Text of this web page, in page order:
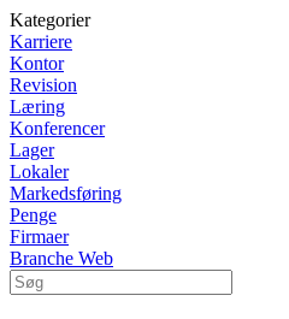
Kategorier
Karriere
Kontor
Revision
Læring
Konferencer
Lager
Lokaler
Markedsføring
Penge
Firmaer
Branche Web